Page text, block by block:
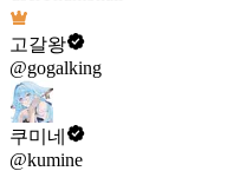
고갈왕
@gogalking
쿠미네
@kumine